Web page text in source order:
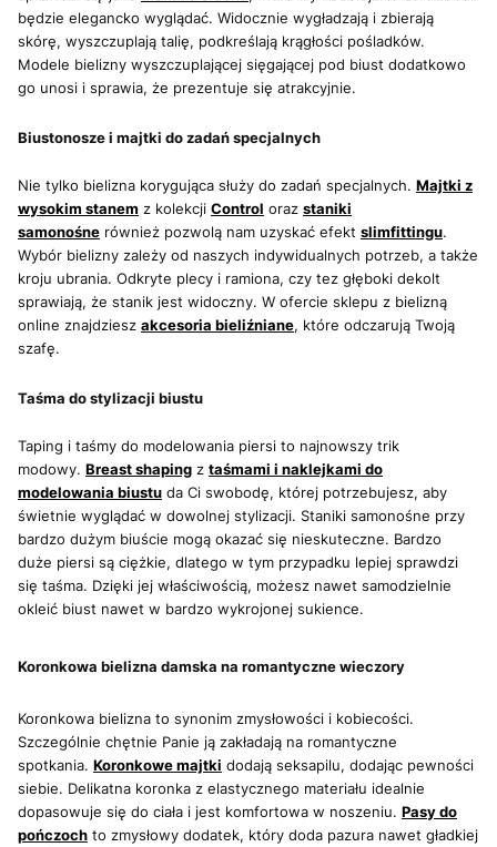
będzie elegancko wyglądać. Widocznie wygładzają i zbierają
skórę, wyszczuplają talię, podkreślają krągłości pośladków.
Modele bielizny wyszczuplającej sięgającej pod biust dodatkowo
go unosi i sprawia, że prezentuje się atrakcyjnie.
Biustonosze i majtki do zadań specjalnych
Nie tylko bielizna korygująca służy do zadań specjalnych. Majtki z
wysokim stanem z kolekcji Control oraz staniki
samonośne również pozwolą nam uzyskać efekt slimfittingu.
Wybór bielizny zależy od naszych indywidualnych potrzeb, a także
kroju ubrania. Odkryte plecy i ramiona, czy tez głęboki dekolt
sprawiają, że stanik jest widoczny. W ofercie sklepu z bielizną
online znajdziesz akcesoria bieliźniane, które odczarują Twoją
szafę.
Taśma do stylizacji biustu
Taping i taśmy do modelowania piersi to najnowszy trik
modowy. Breast shaping z taśmami i naklejkami do
modelowania biustu da Ci swobodę, której potrzebujesz, aby
świetnie wyglądać w dowolnej stylizacji. Staniki samonośne przy
bardzo dużym biuście mogą okazać się nieskuteczne. Bardzo
duże piersi są ciężkie, dlatego w tym przypadku lepiej sprawdzi
się taśma. Dzięki jej właściwością, możesz nawet samodzielnie
okleić biust nawet w bardzo wykrojonej sukience.
Koronkowa bielizna damska na romantyczne wieczory
Koronkowa bielizna to synonim zmysłowości i kobiecości.
Szczególnie chętnie Panie ją zakładają na romantyczne
spotkania. Koronkowe majtki dodają seksapilu, dodając pewności
siebie. Delikatna koronka z elastycznego materiału idealnie
dopasowuje się do ciała i jest komfortowa w noszeniu. Pasy do
pończoch to zmysłowy dodatek, który doda pazura nawet gładkiej